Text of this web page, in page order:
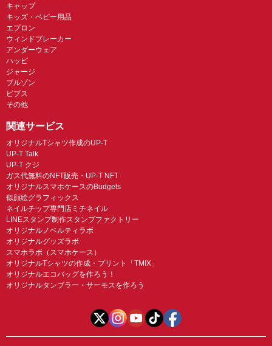
キャップ
キッズ・ベビー用品
エプロン
ウィンドブレーカー
アンダーウェア
ハッピ
ジャージ
ブルゾン
ビブス
その他
関連サービス
オリジナルTシャツ作成のUP-T
UP-T Talk
UP-T クジ
ガス代無料のNFT販売・UP-T NFT
オリジナルスマホケースのBudgets
似顔絵グラフィックス
ネイルチップ専門店ミチネイル
LINEスタンプ制作スタンプファクトリー
オリジナルノベルティラボ
オリジナルグッズラボ
スマホラボ（スマホケース）
オリジナルTシャツの作成・プリント「TMIX」
オリジナルエコバッグを作ろう！
オリジナルタンブラー・サーモスを作ろう